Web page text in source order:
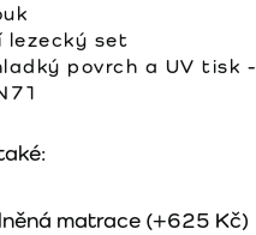
lezecký set
povrch a UV tisk -
matrace (+625 Kč)